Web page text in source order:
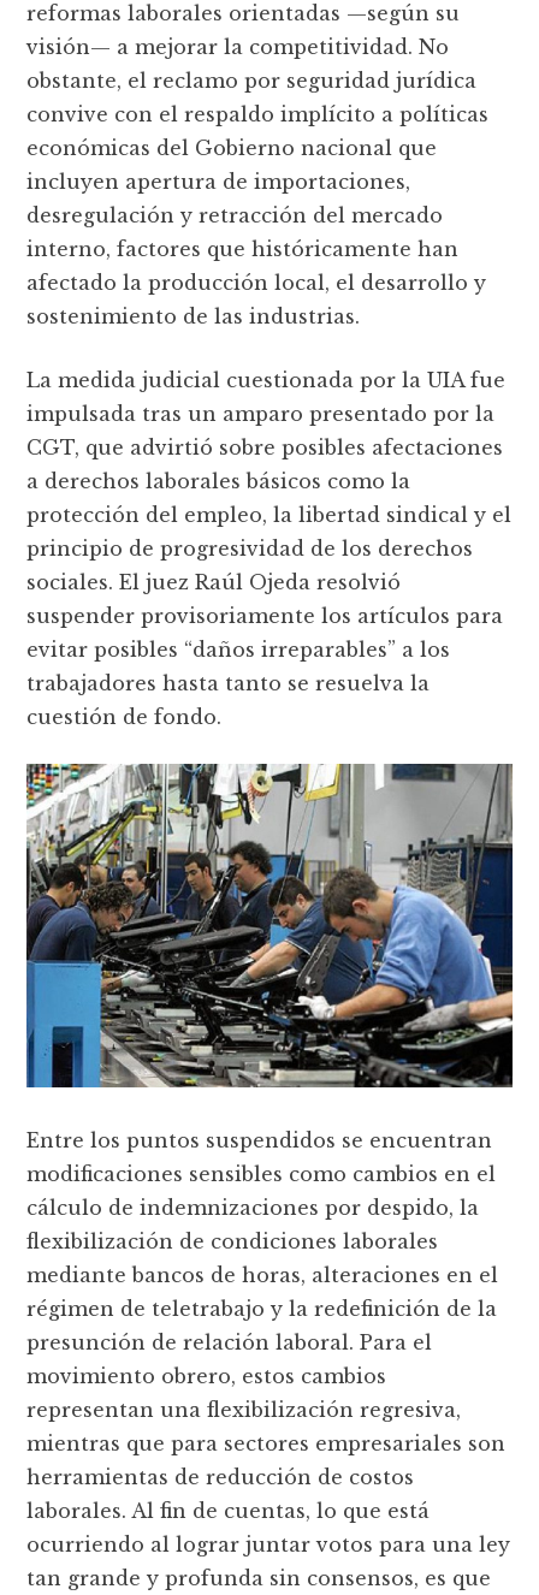
reformas laborales orientadas —según su
visión— a mejorar la competitividad. No
obstante, el reclamo por seguridad jurídica
convive con el respaldo implícito a políticas
económicas del Gobierno nacional que
incluyen apertura de importaciones,
desregulación y retracción del mercado
interno, factores que históricamente han
afectado la producción local, el desarrollo y
sostenimiento de las industrias.
La medida judicial cuestionada por la UIA fue
impulsada tras un amparo presentado por la
CGT, que advirtió sobre posibles afectaciones
a derechos laborales básicos como la
protección del empleo, la libertad sindical y el
principio de progresividad de los derechos
sociales. El juez Raúl Ojeda resolvió
suspender provisoriamente los artículos para
evitar posibles “daños irreparables” a los
trabajadores hasta tanto se resuelva la
cuestión de fondo.
Entre los puntos suspendidos se encuentran
modificaciones sensibles como cambios en el
cálculo de indemnizaciones por despido, la
flexibilización de condiciones laborales
mediante bancos de horas, alteraciones en el
régimen de teletrabajo y la redefinición de la
presunción de relación laboral. Para el
movimiento obrero, estos cambios
representan una flexibilización regresiva,
mientras que para sectores empresariales son
herramientas de reducción de costos
laborales. Al fin de cuentas, lo que está
ocurriendo al lograr juntar votos para una ley
tan grande y profunda sin consensos, es que